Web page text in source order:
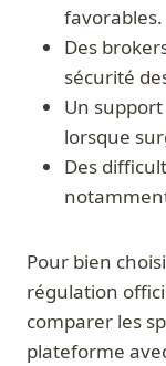
favorables.
Des
sécurité
Un
lorsque
Des
Pour bien
régulation
comparer les
plateforme